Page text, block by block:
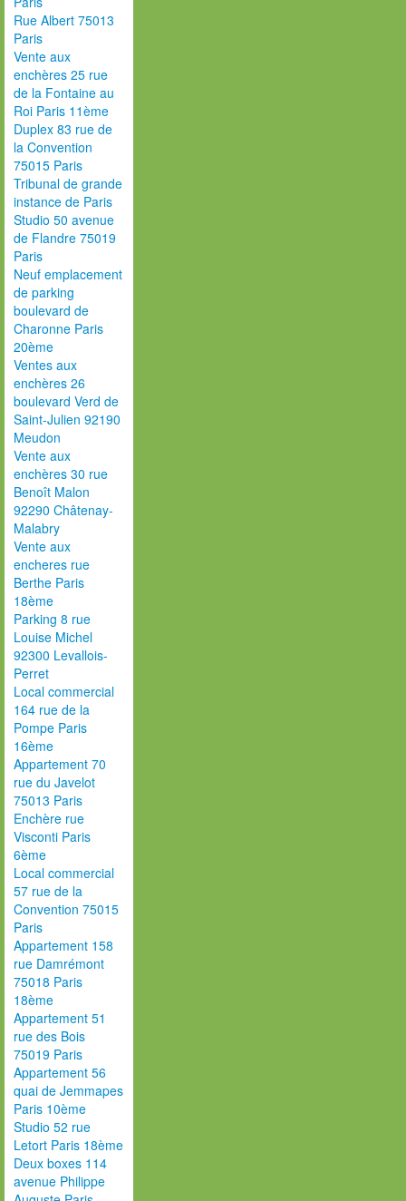
Rue Albert 75013
Paris
Vente aux
enchères 25 rue
de la Fontaine au
Roi Paris 11ème
Duplex 83 rue de
la Convention
75015 Paris
Tribunal de grande
instance de Paris
Studio 50 avenue
de Flandre 75019
Paris
Neuf emplacement
de parking
boulevard de
Charonne Paris
20ème
Ventes aux
enchères 26
boulevard Verd de
Saint-Julien 92190
Meudon
Vente aux
enchères 30 rue
Benoît Malon
92290 Châtenay-
Malabry
Vente aux
encheres rue
Berthe Paris
18ème
Parking 8 rue
Louise Michel
92300 Levallois-
Perret
Local commercial
164 rue de la
Pompe Paris
16ème
Appartement 70
rue du Javelot
75013 Paris
Enchère rue
Visconti Paris
6ème
Local commercial
57 rue de la
Convention 75015
Paris
Appartement 158
rue Damrémont
75018 Paris
18ème
Appartement 51
rue des Bois
75019 Paris
Appartement 56
quai de Jemmapes
Paris 10ème
Studio 52 rue
Letort Paris 18ème
Deux boxes 114
avenue Philippe